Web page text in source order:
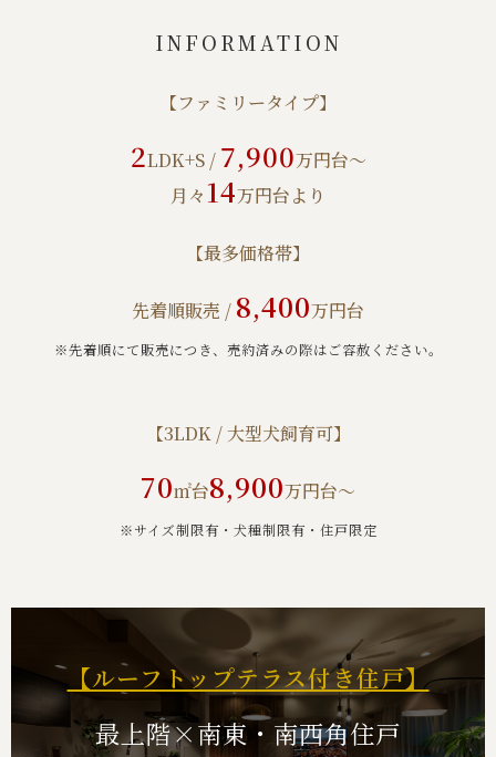
INFORMATION
【ファミリータイプ】
2LDK+S / 7,900万円台～
月々 14万円台より
【最多価格帯】
先着順販売 / 8,400万円台
※先着順にて販売につき、売約済みの際はご容赦ください。
【3LDK / 大型犬飼育可】
70㎡台8,900万円台～
※サイズ制限有・犬種制限有・住⼾限定
【ルーフトップテラス付き住戸】
最上階×南東・南西角住戸